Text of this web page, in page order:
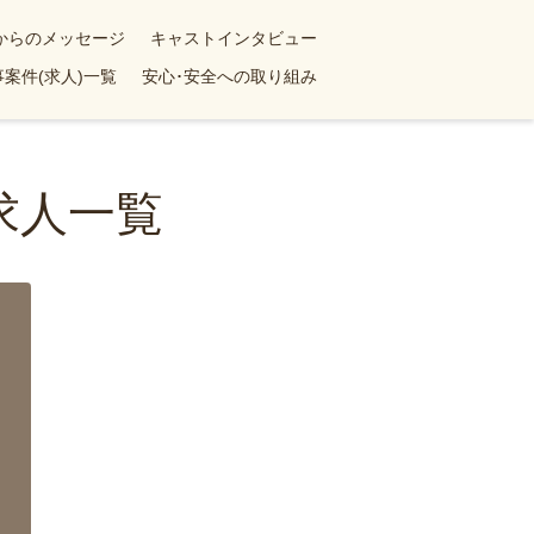
らのメッセージ
キャストインタビュー
案件(求人)一覧 安心･安全への取り組み
人一覧